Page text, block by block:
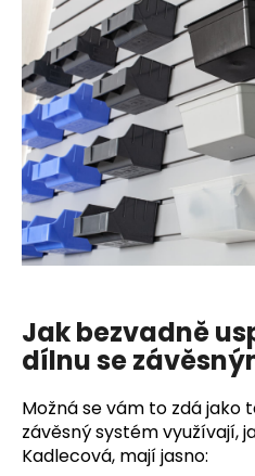
Jak bezvadně
dílnu se
Možná se vám to zdá jako
závěsný systém využívají,
Kadlecová, mají jasno: